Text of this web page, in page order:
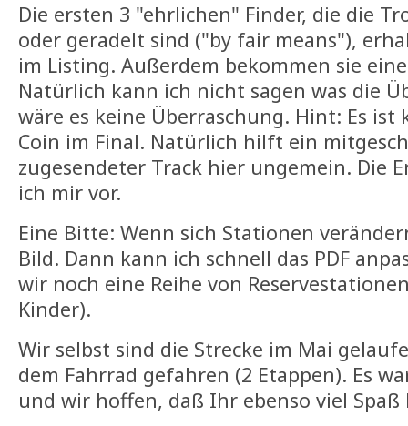
Die ersten 3 "ehrlichen" Finder, die die
oder geradelt sind ("by fair means"),
im Listing. Außerdem bekommen sie
Natürlich kann ich nicht sagen was die
wäre es keine Überraschung. Hint: Es ist
Coin im Final. Natürlich hilft ein
zugesendeter Track hier ungemein. Die
ich mir vor.
Eine Bitte: Wenn sich Stationen
Bild. Dann kann ich schnell das PDF
wir noch eine Reihe von
Kinder).
Wir selbst sind die Strecke im Mai
dem Fahrrad gefahren (2 Etappen). Es
und wir hoffen, daß Ihr ebenso viel Spaß